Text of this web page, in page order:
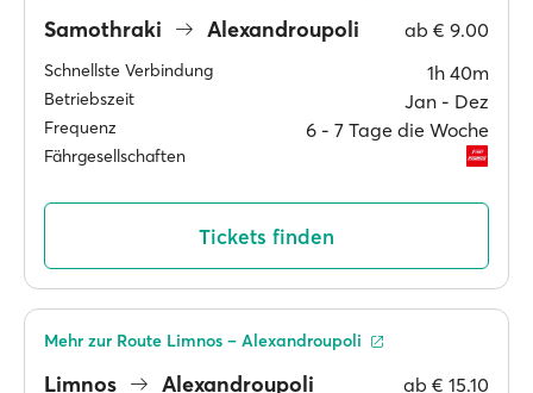
Samothraki Alexandroupoli ab € 9.00
Schnellste Verbindung 1h 40m
Betriebszeit Jan ‐ Dez
Frequenz 6 ‐ 7 Tage die Woche
Fährgesellschaften
Tickets finden
Limnos Alexandroupoli ab € 15.10
Mehr zur Route Limnos – Alexandroupoli